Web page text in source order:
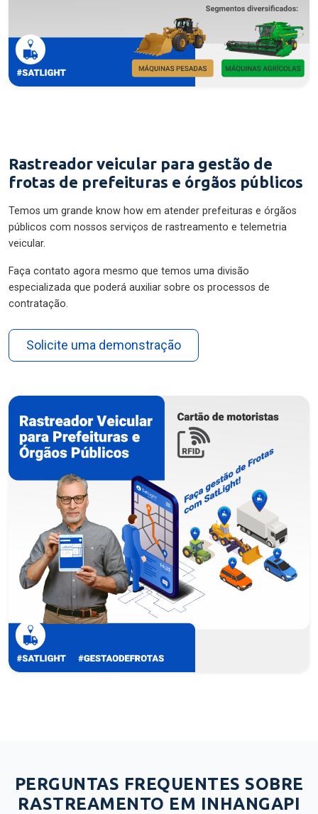
Rastreador veicular para gestão de
frotas de prefeituras e órgãos públicos
Temos um grande know how em atender prefeituras e órgãos
públicos com nossos serviços de rastreamento e telemetria
veicular.
Faça contato agora mesmo que temos uma divisão
especializada que poderá auxiliar sobre os processos de
contratação.
Solicite uma demonstração
PERGUNTAS FREQUENTES SOBRE
RASTREAMENTO EM INHANGAPI